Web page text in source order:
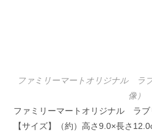
ファミリーマートオリジナル ラ
像）
ファミリーマートオリジナル ラブ
【サイズ】（約）高さ9.0×長さ